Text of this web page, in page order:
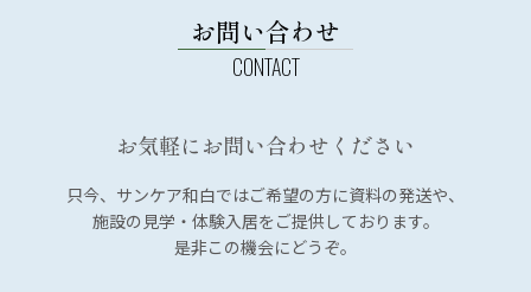
お問い合わせ
お気軽にお問い合わせください
只今、サンケア和白ではご希望の方に資料の発送や、
施設の見学・体験入居をご提供しております。
是非この機会にどうぞ。